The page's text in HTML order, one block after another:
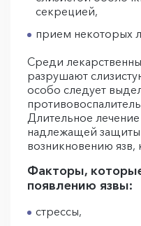
секрецией,
прием некоторых
Среди
разрушают
особо следует
Длительное
надлежащей защиты
возникновению язв,
Факторы,
появлению язвы:
стрессы,